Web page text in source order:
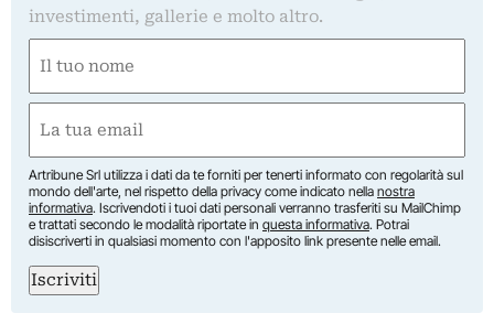
investimenti, gallerie e molto altro.
(Obbligatorio)
Nome
(Obbligatorio)
Artribune Srl utilizza i dati da te forniti per tenerti informato con regolarità sul
mondo dell'arte, nel rispetto della privacy come indicato nella nostra
informativa. Iscrivendoti i tuoi dati personali verranno trasferiti su MailChimp
e trattati secondo le modalità riportate in questa informativa. Potrai
disiscriverti in qualsiasi momento con l'apposito link presente nelle email.
Iscriviti